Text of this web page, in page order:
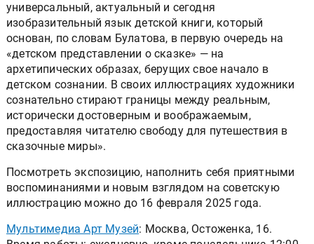
универсальный, актуальный и сегодня
изобразительный язык детской книги, который
основан, по словам Булатова, в первую очередь на
«детском представлении о сказке» — на
архетипических образах, берущих свое начало в
детском сознании. В своих иллюстрациях художники
сознательно стирают границы между реальным,
исторически достоверным и воображаемым,
предоставляя читателю свободу для путешествия в
сказочные миры».
Посмотреть экспозицию, наполнить себя приятными
воспоминаниями и новым взглядом на советскую
иллюстрацию можно до 16 февраля 2025 года.
Мультимедиа Арт Музей: Москва, Остоженка, 16.